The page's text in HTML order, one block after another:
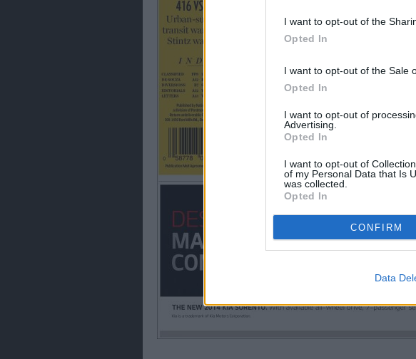
I want to opt-out of the
Opted In
I want to opt-out of the Sale
Opted In
I want to opt-out of
Advertising.
Opted In
I want to opt-out of
of my Personal Data that Is
was collected.
Opted In
CONFIRM
Data